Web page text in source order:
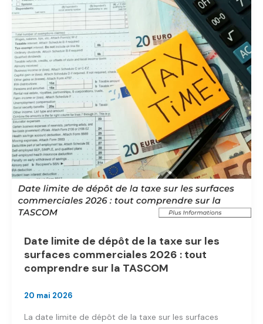
remplir
sa
déclaration
d’impôts
facilement
?
Date limite de dépôt de la taxe sur les
surfaces commerciales 2026 : tout
comprendre sur la TASCOM
20 mai 2026
La date limite de dépôt de la taxe sur les surfaces